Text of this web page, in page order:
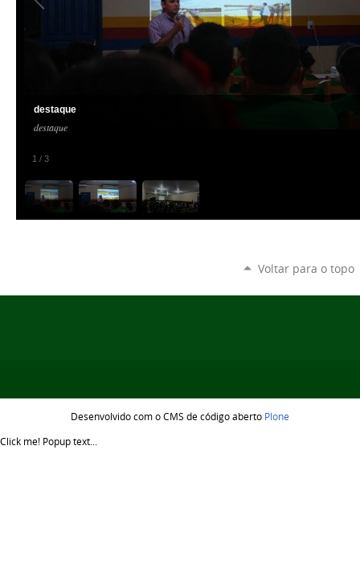
1 / 3
destaque
destaque
Voltar para o topo
Desenvolvido com o CMS de código aberto Plone
Click me! Popup text...